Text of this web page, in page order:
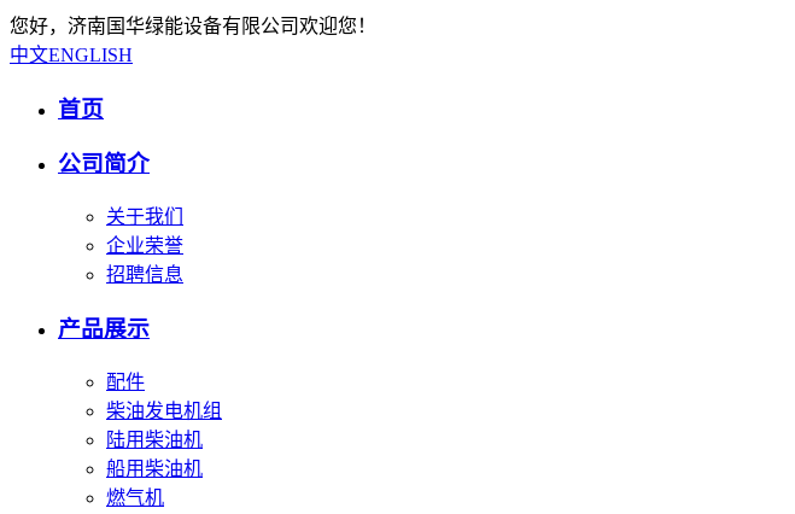
您好，济南国华绿能设备有限公司欢迎您！
中文ENGLISH
首页
公司简介
关于我们
企业荣誉
招聘信息
产品展示
配件
柴油发电机组
陆用柴油机
船用柴油机
燃气机